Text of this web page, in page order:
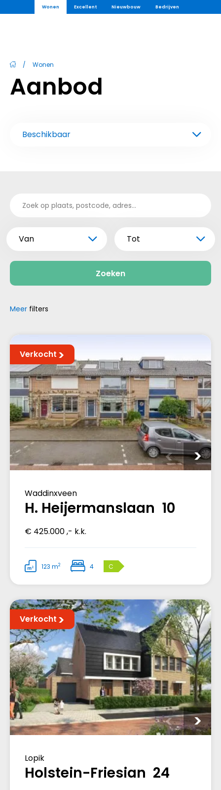
Wonen Excellent Nieuwbouw Bedrijven
/ Wonen
Aanbod
Beschikbaar
Van Tot
Zoeken
Meer filters
Verkocht
Waddinxveen
H. Heijermanslaan 10
€ 425.000 ,- k.k.
123 m2 4 C
Verkocht
Lopik
Holstein-Friesian 24